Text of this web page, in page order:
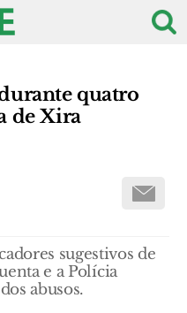
quatro
de Xira
sugestivos de
e a Polícia
abusos.